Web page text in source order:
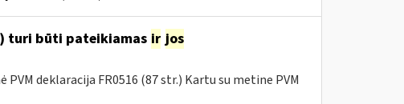
turi būti pateikiamas ir jos
deklaracija FR0516 (87 str.) Kartu su metine PVM